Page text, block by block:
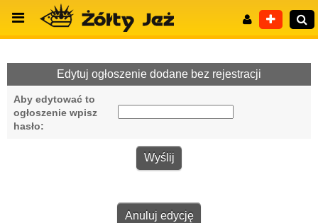
Wyszukiwanie zaawansowane
Edytuj ogłoszenie dodane bez rejestracji
Aby edytować to
ogłoszenie wpisz
hasło:
Anuluj edycję